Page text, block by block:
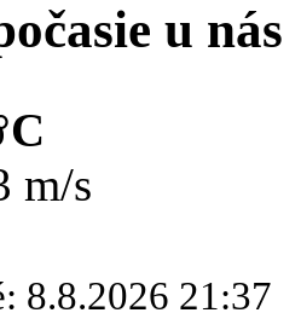
u nás
m/s
8.8.2026 21:37